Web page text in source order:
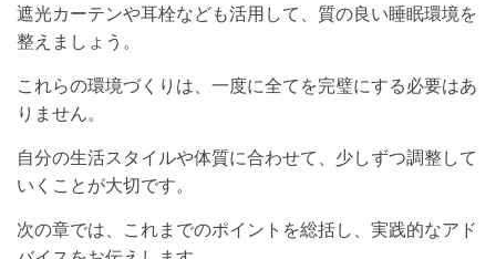
遮光カーテンや耳栓なども活用して、質の良い睡眠環境を
整えましょう。
これらの環境づくりは、一度に全てを完璧にする必要はあ
りません。
自分の生活スタイルや体質に合わせて、少しずつ調整して
いくことが大切です。
次の章では、これまでのポイントを総括し、実践的なアド